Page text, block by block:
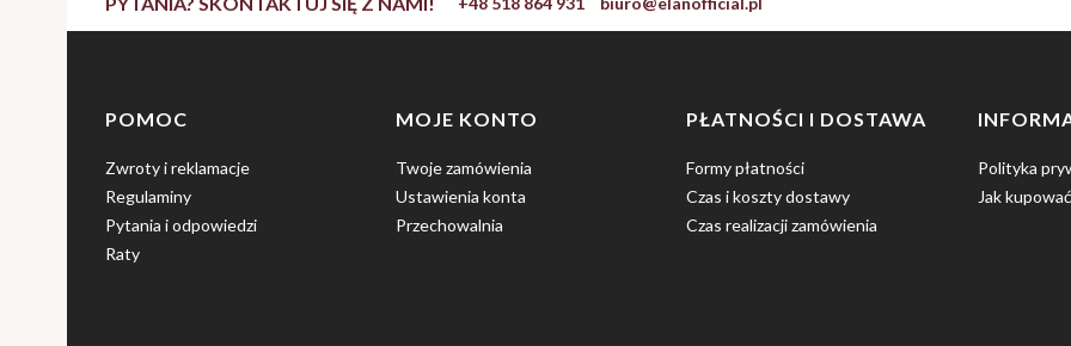
Linki w stopce
POMOC
Zwroty i reklamacje
Regulaminy
Pytania i odpowiedzi
Raty
MOJE KONTO
Twoje zamówienia
Ustawienia konta
Przechowalnia
PŁATNOŚCI I DOSTAWA
Formy płatności
Czas i koszty dostawy
Czas realizacji zamówienia
Polityka
Jak